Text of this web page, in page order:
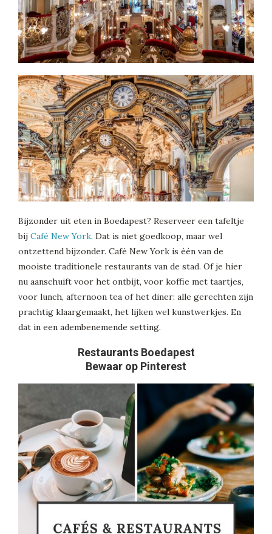
Bijzonder uit eten in Boedapest? Reserveer een tafeltje
bij Café New York. Dat is niet goedkoop, maar wel
ontzettend bijzonder. Café New York is één van de
mooiste traditionele restaurants van de stad. Of je hier
nu aanschuift voor het ontbijt, voor koffie met taartjes,
voor lunch, afternoon tea of het diner: alle gerechten zijn
prachtig klaargemaakt, het lijken wel kunstwerkjes. En
dat in een adembenemende setting.
Restaurants Boedapest
Bewaar op Pinterest